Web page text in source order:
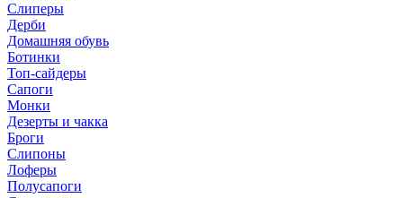
Слиперы
Дерби
Домашняя обувь
Ботинки
Топ-сайдеры
Сапоги
Монки
Дезерты и чакка
Броги
Слипоны
Лоферы
Полусапоги